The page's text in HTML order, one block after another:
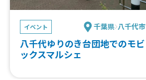
イベント 千葉県 八千代市
八千代ゆりのき台団地でのモビ
ックスマルシェ